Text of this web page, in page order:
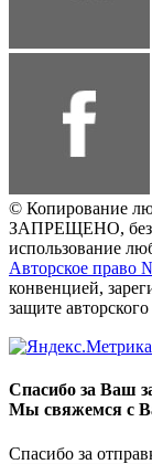
© Копирование
ЗАПРЕЩЕНО, без
использование
Авторское право
конвенцией,
защите
Спасибо за Ваш
Мы свяжемся с
Спасибо за